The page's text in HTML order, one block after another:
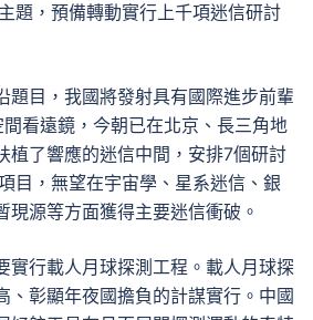
題，預備轉動實行上千項迷信研討
題目，我國將發射具有國際進步前輩
看遠鏡，今朝已在北京、長三角地
植了響應的迷信中間，安排7個研討
目，無望在宇宙學、星系迷信、銀
現源等方面獲得主要迷信衝破。
實行載人月球探測工程。載人月球探
、彰顯年夜國擔負的計謀實行。中國